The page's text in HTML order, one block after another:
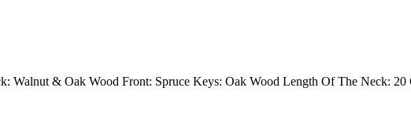
Walnut & Oak Wood Front: Spruce Keys: Oak Wood Length Of The Neck: